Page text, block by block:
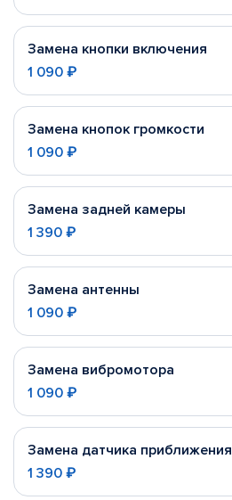
Замена кнопки включения
1 090 ₽
Замена кнопок громкости
1 090 ₽
Замена задней камеры
1 390 ₽
Замена антенны
1 090 ₽
Замена вибромотора
1 090 ₽
Замена датчика приближения
1 390 ₽